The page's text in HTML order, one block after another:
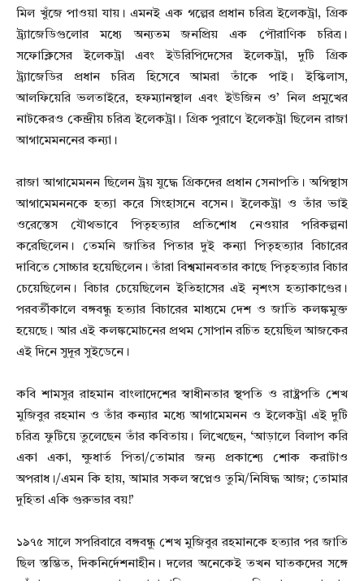
মিল খুঁজে পাওয়া যায়। এমনই এক গল্পের প্রধান চরিত্র ইলেকট্রা, গ্রিক
ট্র্যাজেডিগুলোর মধ্যে অন্যতম জনপ্রিয় এক পৌরাণিক চরিত্র।
সফোক্লিসের ইলেকট্রা এবং ইউরিপিদেসের ইলেকট্রা, দুটি গ্রিক
ট্র্যাজেডির প্রধান চরিত্র হিসেবে আমরা তাঁকে পাই। ইস্কিলাস,
আলফিয়েরি ভলতাইরে, হফম্যানস্থাল এবং ইউজিন ও’ নিল প্রমুখের
নাটকেরও কেন্দ্রীয় চরিত্র ইলেকট্রা। গ্রিক পুরাণে ইলেকট্রা ছিলেন রাজা
আগামেমননের কন্যা।
রাজা আগামেমনন ছিলেন ট্রয় যুদ্ধে গ্রিকদের প্রধান সেনাপতি। অগিস্থাস
আগামেমননকে হত্যা করে সিংহাসনে বসেন। ইলেকট্রা ও তাঁর ভাই
ওরেস্তেস যৌথভাবে পিতৃহত্যার প্রতিশোধ নেওয়ার পরিকল্পনা
করেছিলেন। তেমনি জাতির পিতার দুই কন্যা পিতৃহত্যার বিচারের
দাবিতে সোচ্চার হয়েছিলেন। তাঁরা বিশ্বমানবতার কাছে পিতৃহত্যার বিচার
চেয়েছিলেন। বিচার চেয়েছিলেন ইতিহাসের এই নৃশংস হত্যাকাণ্ডের।
পরবর্তীকালে বঙ্গবন্ধু হত্যার বিচারের মাধ্যমে দেশ ও জাতি কলঙ্কমুক্ত
হয়েছে। আর এই কলঙ্কমোচনের প্রথম সোপান রচিত হয়েছিল আজকের
এই দিনে সুদূর সুইডেনে।
কবি শামসুর রাহমান বাংলাদেশের স্বাধীনতার স্থপতি ও রাষ্ট্রপতি শেখ
মুজিবুর রহমান ও তাঁর কন্যার মধ্যে আগামেমনন ও ইলেকট্রা এই দুটি
চরিত্র ফুটিয়ে তুলেছেন তাঁর কবিতায়। লিখেছেন, ‘আড়ালে বিলাপ করি
একা একা, ক্ষুধার্ত পিতা/তোমার জন্য প্রকাশ্যে শোক করাটাও
অপরাধ।/এমন কি হায়, আমার সকল স্বপ্নেও তুমি/নিষিদ্ধ আজ; তোমার
দুহিতা একি গুরুভার বয়!’
১৯৭৫ সালে সপরিবারে বঙ্গবন্ধু শেখ মুজিবুর রহমানকে হত্যার পর জাতি
ছিল স্তম্ভিত, দিকনির্দেশনাহীন। দলের অনেকেই তখন ঘাতকদের সঙ্গে